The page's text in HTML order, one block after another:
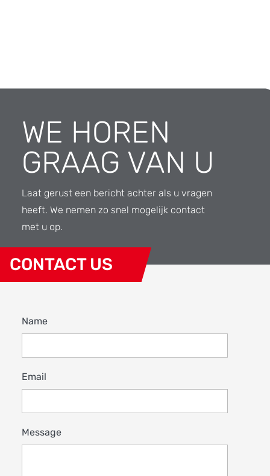
WE HOREN
GRAAG VAN U
Laat gerust een bericht achter als u vragen
heeft. We nemen zo snel mogelijk contact
met u op.
CONTACT US
Name
Email
Message